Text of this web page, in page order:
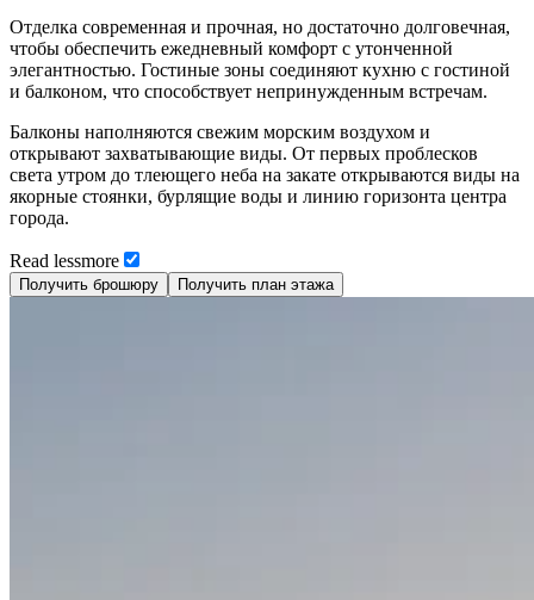
Отделка современная и прочная, но достаточно долговечная,
чтобы обеспечить ежедневный комфорт с утонченной
элегантностью. Гостиные зоны соединяют кухню с гостиной
и балконом, что способствует непринужденным встречам.
Балконы наполняются свежим морским воздухом и
открывают захватывающие виды. От первых проблесков
света утром до тлеющего неба на закате открываются виды на
якорные стоянки, бурлящие воды и линию горизонта центра
города.
Read lessmore
Получить брошюру Получить план этажа